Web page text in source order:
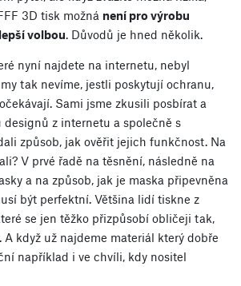
3D tisk možná není pro výrobu
volbou. Důvodů je hned několik.
nyní najdete na internetu, nebyl
tak nevíme, jestli poskytují ochranu,
Sami jsme zkusili posbírat a
z internetu a společně s
způsob, jak ověřit jejich funkčnost. Na
V prvé řadě na těsnění, následně na
a na způsob, jak je maska připevněna
být perfektní. Většina lidí tiskne z
se jen těžko přizpůsobí obličeji tak,
A když už najdeme materiál který dobře
například i ve chvíli, kdy nositel